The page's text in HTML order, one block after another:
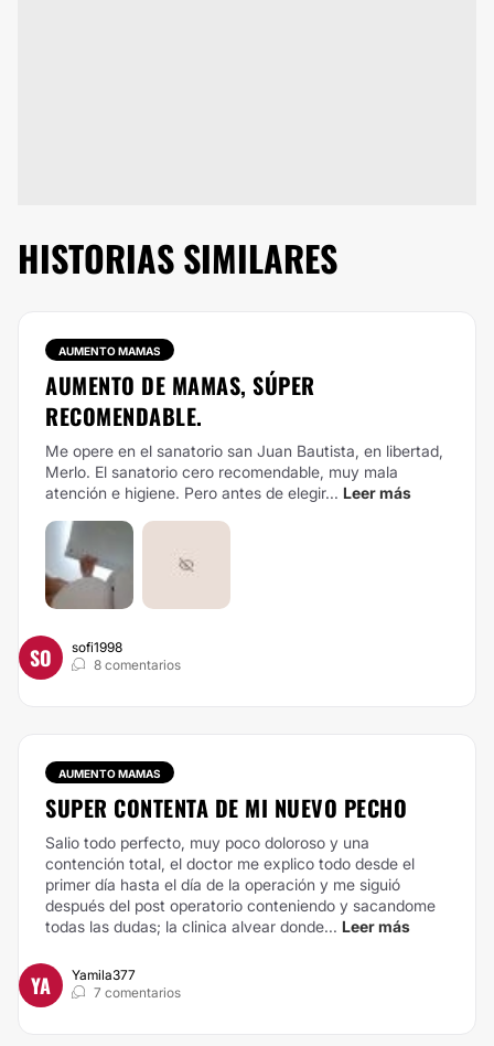
HISTORIAS SIMILARES
AUMENTO MAMAS
AUMENTO DE MAMAS, SÚPER
RECOMENDABLE.
Me opere en el sanatorio san Juan Bautista, en libertad,
Merlo. El sanatorio cero recomendable, muy mala
atención e higiene. Pero antes de elegir... Leer más
SO
sofi1998
8 comentarios
AUMENTO MAMAS
SUPER CONTENTA DE MI NUEVO PECHO
Salio todo perfecto, muy poco doloroso y una
contención total, el doctor me explico todo desde el
primer día hasta el día de la operación y me siguió
después del post operatorio conteniendo y sacandome
todas las dudas; la clinica alvear donde... Leer más
YA
Yamila377
7 comentarios